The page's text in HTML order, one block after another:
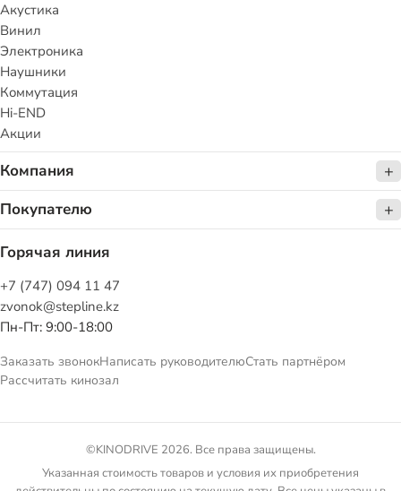
Акустика
Винил
Электроника
Наушники
Коммутация
Hi-END
Акции
Компания
Покупателю
Горячая линия
+7 (747) 094 11 47
zvonok@stepline.kz
Пн-Пт: 9:00-18:00
Заказать звонокНаписать руководителюСтать партнёром
Рассчитать кинозал
©KINODRIVE 2026. Все права защищены.
Указанная стоимость товаров и условия их приобретения